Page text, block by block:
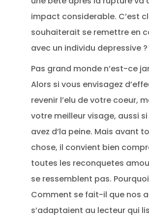
impact considerable. C’est
souhaiterait se remettre en
avec un individu depressive ?
Pas grand monde n’est-ce
Alors si vous envisagez
revenir l’elu de votre coeur,
votre meilleur visage, aussi
avez d’la peine. Mais avant
chose, il convient bien
toutes les reconquetes
se ressemblent pas.
Comment se fait-il que nos
s’adaptaient au lecteur qui